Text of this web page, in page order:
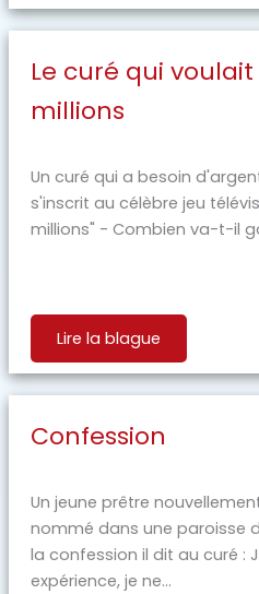
Le curé qui
millions
Un curé qui a besoin
s'inscrit au célèbre jeu
millions" - Combien va-t-il
Lire la blague
Confession
Un jeune prêtre
nommé dans une paroisse
la confession il dit au curé :
expérience, je ne...